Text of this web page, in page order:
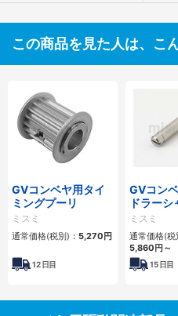
この商品を見た人は、こ
GVコンベヤ用タイ
ミングプーリ
ミスミ
通常価格(税別)： 5,270円
12日目
GVコン
ドラーシ
ミスミ
通常価格(税
5,860円～
15日目